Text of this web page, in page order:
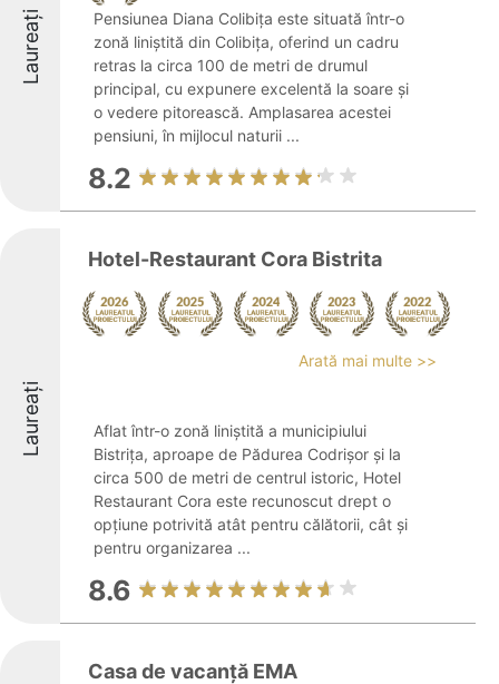
Laureați
Pensiunea Diana Colibița este situată într-o
zonă liniștită din Colibița, oferind un cadru
retras la circa 100 de metri de drumul
principal, cu expunere excelentă la soare și
o vedere pitorească. Amplasarea acestei
pensiuni, în mijlocul naturii ...
8.2
Laureați
Hotel-Restaurant Cora Bistrita
Arată mai multe >>
Aflat într-o zonă liniștită a municipiului
Bistrița, aproape de Pădurea Codrișor și la
circa 500 de metri de centrul istoric, Hotel
Restaurant Cora este recunoscut drept o
opțiune potrivită atât pentru călătorii, cât și
pentru organizarea ...
8.6
Casa de vacanță EMA